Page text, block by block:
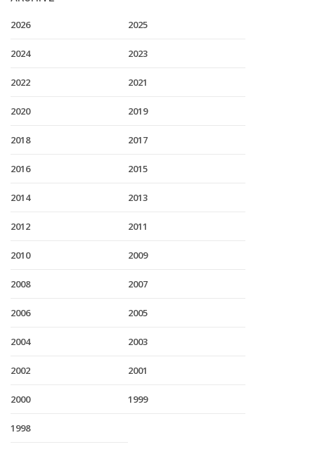
2026 2025
2024 2023
2022 2021
2020 2019
2018 2017
2016 2015
2014 2013
2012 2011
2010 2009
2008 2007
2006 2005
2004 2003
2002 2001
2000 1999
1998